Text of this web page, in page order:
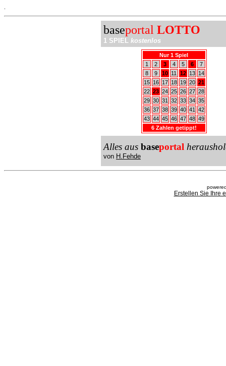
baseportal LOTTO
1 SPIEL kostenlos
Nur 1 Spiel
1
2 3 4 5 6
7
8
9 10 11 12 13
14
15
16 17 18 19 20 21
22 23 24 25 26 27 28
29 30 31 32 33 34 35
36 37 38 39 40 41
42
43 44 45 46 47 48 49
6 Zahlen getippt!
Alles aus baseportal
von H.Fehde
Erstellen Sie Ihre